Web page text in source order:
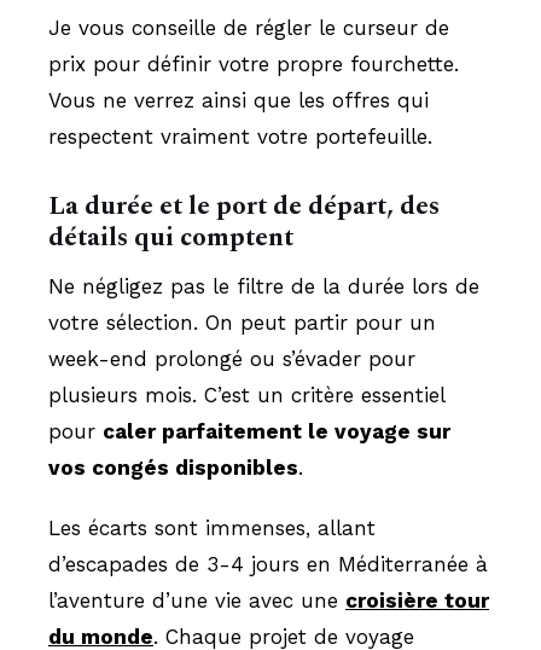
Je vous conseille de régler le curseur de
prix pour définir votre propre fourchette.
Vous ne verrez ainsi que les offres qui
respectent vraiment votre portefeuille.
La durée et le port de départ, des
détails qui comptent
Ne négligez pas le filtre de la durée lors de
votre sélection. On peut partir pour un
week-end prolongé ou s’évader pour
plusieurs mois. C’est un critère essentiel
pour caler parfaitement le voyage sur
vos congés disponibles.
Les écarts sont immenses, allant
d’escapades de 3-4 jours en Méditerranée à
l’aventure d’une vie avec une croisière tour
du monde. Chaque projet de voyage